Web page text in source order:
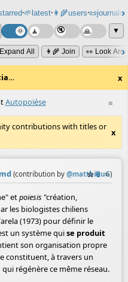
⸱🌱latest⸱👩‍🌾users⸱📜journals⸱
▼
All 👩‍🌾 Join 👀 Look
… x
≡
Autopoïése
contributions with titles or
x
(contribution by @matthieuG)
☆📎 ≡
etpoiesis"création,
les biologistes chiliens
(1973) pour définir le
un système quise produit
son organisation propre
constituent, à travers un
régénère ce même réseau.